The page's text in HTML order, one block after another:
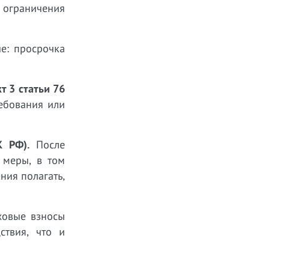
просрочка
3 статьи 76
или
РФ). После
меры, в том
полагать,
взносы
что и